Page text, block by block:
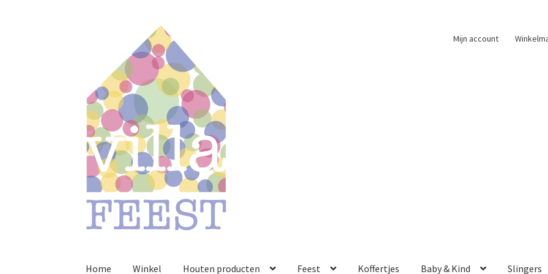
navigatie
inhoud
Mijn account
Home Winkel Houten producten Feest Koffertjes Baby & Kind Slingers